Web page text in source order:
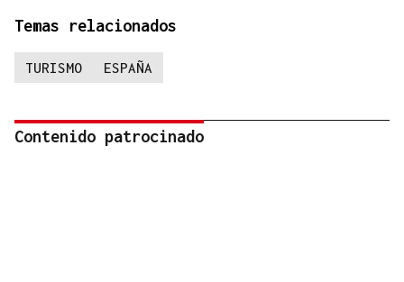
Temas relacionados
TURISMO ESPAÑA
Contenido patrocinado